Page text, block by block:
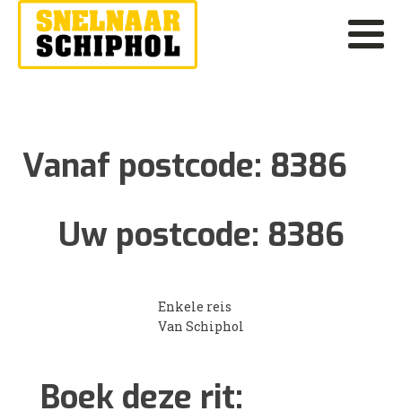
Vanaf postcode: 8386
Uw postcode: 8386
Enkele reis
Van Schiphol
Boek deze rit: